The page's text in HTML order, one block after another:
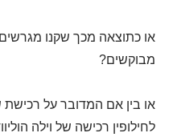
או כתוצאה מכך שקנו
מבוקשים?
או בין אם המדובר על רכישת
לחילופין רכישה של וילה